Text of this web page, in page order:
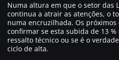
Numa altura em que o setor das
continua a atrair as atenções, o
numa encruzilhada. Os
confirmar se esta subida de 13
ressalto técnico ou se é o
ciclo de alta.